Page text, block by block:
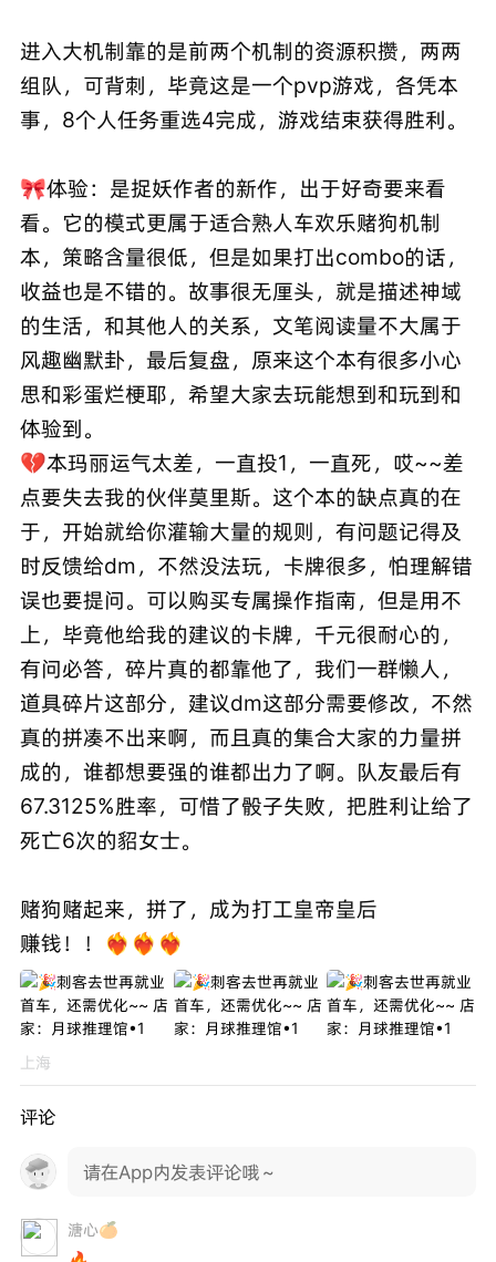
进入大机制靠的是前两个机制的资源积攒，两两
组队，可背刺，毕竟这是一个pvp游戏，各凭本
事，8个人任务重选4完成，游戏结束获得胜利。
🎀体验：是捉妖作者的新作，出于好奇要来看
看。它的模式更属于适合熟人车欢乐赌狗机制
本，策略含量很低，但是如果打出combo的话，
收益也是不错的。故事很无厘头，就是描述神域
的生活，和其他人的关系，文笔阅读量不大属于
风趣幽默卦，最后复盘，原来这个本有很多小心
思和彩蛋烂梗耶，希望大家去玩能想到和玩到和
体验到。
💔本玛丽运气太差，一直投1，一直死，哎~~差
点要失去我的伙伴莫里斯。这个本的缺点真的在
于，开始就给你灌输大量的规则，有问题记得及
时反馈给dm，不然没法玩，卡牌很多，怕理解错
误也要提问。可以购买专属操作指南，但是用不
上，毕竟他给我的建议的卡牌，千元很耐心的，
有问必答，碎片真的都靠他了，我们一群懒人，
道具碎片这部分，建议dm这部分需要修改，不然
真的拼凑不出来啊，而且真的集合大家的力量拼
成的，谁都想要强的谁都出力了啊。队友最后有
67.3125%胜率，可惜了骰子失败，把胜利让给了
死亡6次的貂女士。
赌狗赌起来，拼了，成为打工皇帝皇后
赚钱！！❤️‍🔥❤️‍🔥❤️‍🔥
上海
评论
请在App内发表评论哦～
溏心🍊